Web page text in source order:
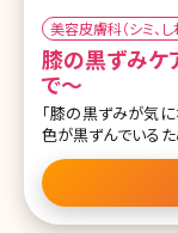
美容皮膚科（シミ、し
膝の黒ずみケ
で〜
「膝の黒ずみが気に
色が黒ずんでいるた
「本当は短い丈
も……」 このように
膝」というのは、気
身でとても気になるものです。 女性だと、